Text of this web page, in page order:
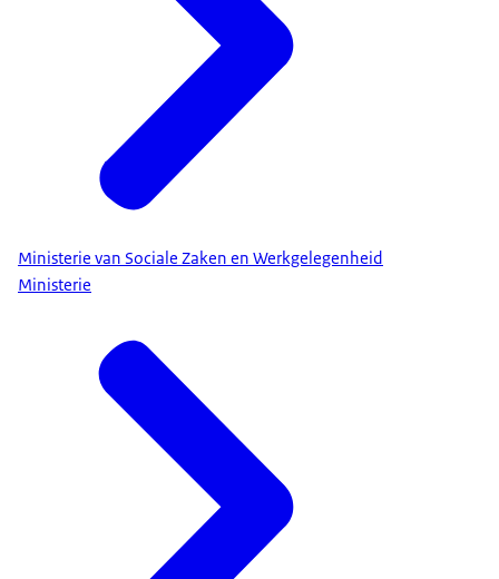
Ministerie van Sociale Zaken en Werkgelegenheid
Ministerie